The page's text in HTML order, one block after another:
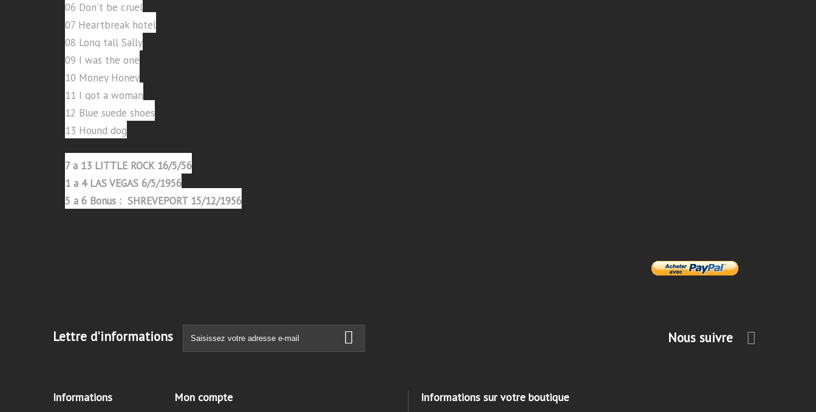
06 Don't be cruel
07 Heartbreak hotel
08 Long tall Sally
09 I was the one
10 Money Honey
11 I got a woman
12 Blue suede shoes
13 Hound dog
7 a 13 LITTLE ROCK 16/5/56
1 a 4 LAS VEGAS 6/5/1956
5 a 6 Bonus : SHREVEPORT 15/12/1956
Lettre d'informations Nous suivre
Informations Mon compte Informations sur votre boutique